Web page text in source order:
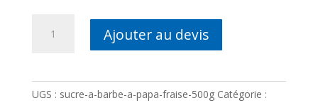
Ajouter au devis
UGS : sucre-a-barbe-a-papa-fraise-500g Catégorie :